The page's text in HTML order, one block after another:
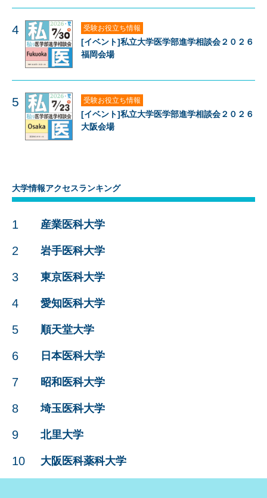
4 受験お役立ち情報
[イベント]私立大学医学部進学相談会２０２６
福岡会場
5 受験お役立ち情報
[イベント]私立大学医学部進学相談会２０２６
大阪会場
大学情報アクセスランキング
1 産業医科大学
2 岩手医科大学
3 東京医科大学
4 愛知医科大学
5 順天堂大学
6 日本医科大学
7 昭和医科大学
8 埼玉医科大学
9 北里大学
10 大阪医科薬科大学